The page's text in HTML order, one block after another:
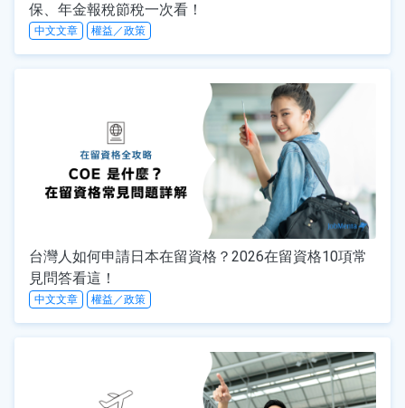
保、年金報稅節稅一次看！
中文文章 權益／政策
台灣人如何申請日本在留資格？2026在留資格10項常
見問答看這！
中文文章 權益／政策